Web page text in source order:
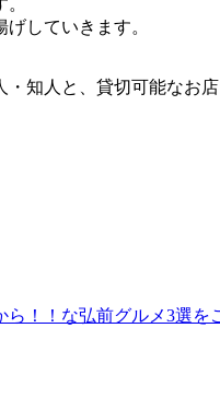
していきます。
・知人と、貸切可能なお店